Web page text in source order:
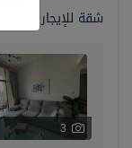
شقة للإيجار
3